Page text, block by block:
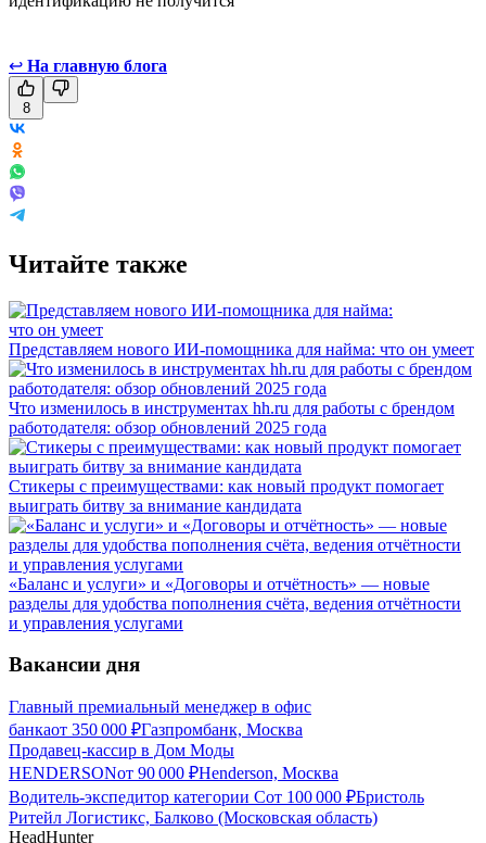
↩ На главную блога
8
Читайте также
Представляем нового ИИ-помощника для найма: что он умеет
Что изменилось в инструментах hh.ru для работы с брендом
работодателя: обзор обновлений 2025 года
Стикеры с преимуществами: как новый продукт помогает
выиграть битву за внимание кандидата
«Баланс и услуги» и «Договоры и отчётность» — новые
разделы для удобства пополнения счёта, ведения отчётности
и управления услугами
Вакансии дня
Главный премиальный менеджер в офис
банкаот 350 000 ₽Газпромбанк, Москва
Продавец-кассир в Дом Моды
HENDERSONот 90 000 ₽Henderson, Москва
Водитель-экспедитор категории Сот 100 000 ₽Бристоль
Ритейл Логистикс, Балково (Московская область)
HeadHunter